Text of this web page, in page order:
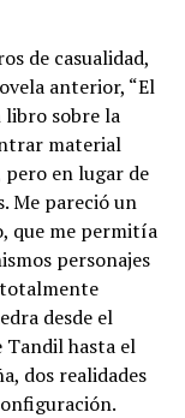
de casualidad,
anterior, “El
libro sobre la
material
en lugar de
Me pareció un
que me permitía
personajes
desde el
Tandil hasta el
dos realidades